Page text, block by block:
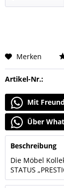
Merken
Artikel-Nr.:
Mit
Über
Beschreibung
Die Möbel
STATUS